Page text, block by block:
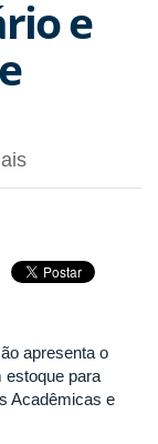
e
apresenta o
estoque para
Acadêmicas e